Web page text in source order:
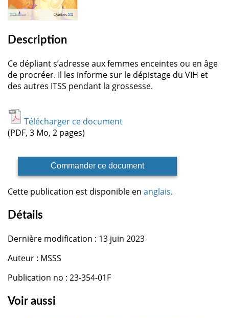
Description
Ce dépliant s’adresse aux femmes enceintes ou en âge
de procréer. Il les informe sur le dépistage du VIH et
des autres ITSS pendant la grossesse.
Télécharger ce document
(PDF, 3 Mo, 2 pages)
Commander ce document
Cette publication est disponible en anglais.
Détails
Dernière modification : 13 juin 2023
Auteur : MSSS
Publication no : 23-354-01F
Voir aussi